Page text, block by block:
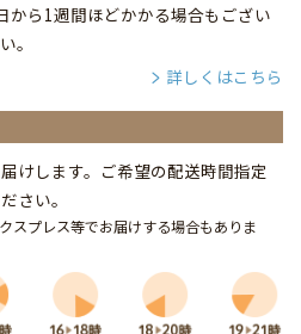
から1週間ほどかかる場合もござい
。
詳しくはこちら
けします。ご希望の配送時間指定
さい。
スプレス等でお届けする場合もありま